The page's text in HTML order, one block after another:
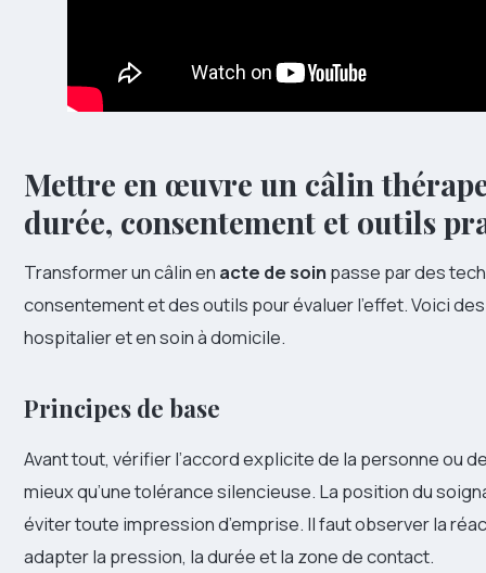
Mettre en œuvre un câlin
durée, consentement et outils
Transformer un câlin en acte de soin passe par des
consentement et des outils pour évaluer l’effet. Voici
hospitalier et en soin à domicile.
Principes de base
Avant tout, vérifier l’accord explicite de la personne ou
mieux qu’une tolérance silencieuse. La position du
éviter toute impression d’emprise. Il faut observer la
adapter la pression, la durée et la zone de contact.